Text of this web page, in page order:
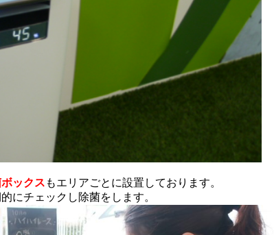
ックス もエリアごとに設置しております。
にチェックし除菌をします。